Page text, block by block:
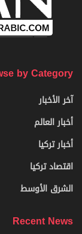
by Category
آخر الأخبار
أخبار العالم
أخبار تركيا
اقتصاد تركيا
الشرق الأوسط
Recent News